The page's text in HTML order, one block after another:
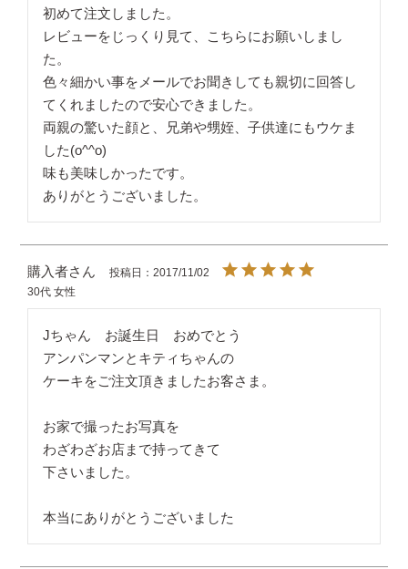
初めて注文しました。
レビューをじっくり見て、こちらにお願いしまし
た。
色々細かい事をメールでお聞きしても親切に回答し
てくれましたので安心できました。
両親の驚いた顔と、兄弟や甥姪、子供達にもウケま
した(o^^o)
味も美味しかったです。
ありがとうございました。
購入者
30代 女性
投稿日 2017/11/02
Jちゃん　お誕生日　おめでとう
アンパンマンとキティちゃんの
ケーキをご注文頂きましたお客さま。
お家で撮ったお写真を
わざわざお店まで持ってきて
下さいました。
本当にありがとうございました